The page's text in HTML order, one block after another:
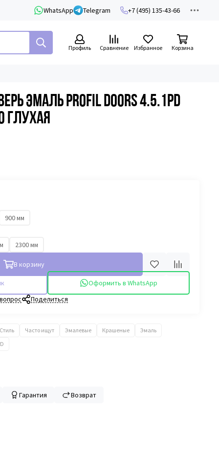
WhatsApp Telegram +7 (495) 135-43-66
Профиль Сравнение Избранное Корзина
эмаль Profil Doors 4.5.1PD
глухая
900 мм
2300 мм
В корзину
Оформить в WhatsApp
Поделиться
Стиль Часто ищут Эмалевые Крашеные
Эмаль
Гарантия Возврат